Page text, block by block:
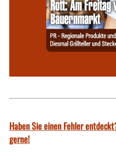
Haben Sie einen Fehler
gerne!